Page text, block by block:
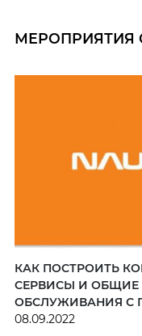
МЕРОПРИЯТИЯ
КАК ПОСТРОИТЬ
СЕРВИСЫ И ОБЩИЕ
ОБСЛУЖИВАНИЯ С
08.09.2022